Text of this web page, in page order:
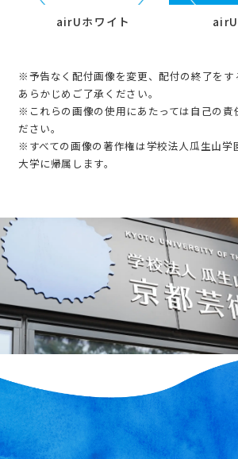
airUホワイト
※予告なく配付画像を変更、配付の終了をす
あらかじめご了承ください。
※これらの画像の使用にあたっては自己の責
ださい。
※すべての画像の著作権は学校法人瓜生山学
大学に帰属します。